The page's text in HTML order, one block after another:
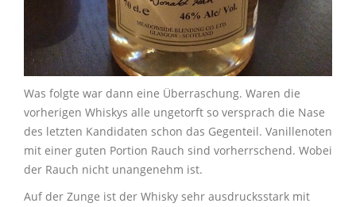
Was folgte war dann eine Überraschung. Waren die
vorherigen Whiskys alle ungetorft so versprach die Nase
des letzten Kandidaten schon das Gegenteil. Vanillenoten
mit einer guten Portion Rauch sind vorherrschend. Wobei
der Rauch nicht unangenehm ist.
Auf der Zunge ist der Whisky sehr ausdrucksstark mit